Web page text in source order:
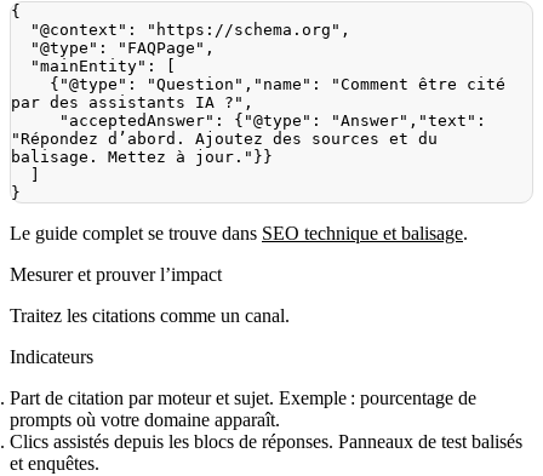
{
"@context" : "https://schema.org" ,
"@type" : "FAQPage" ,
"mainEntity" :
[
{ "@type" : "Question" , "name" :
"Comment être cité
par des assistants IA ?" ,
"acceptedAnswer" : { "@type" : "Answer" , "text" :
"Répondez d’abord. Ajoutez des sources et du
balisage. Mettez à jour." }}
]
}
Le guide complet se trouve dans SEO technique et balisage.
Mesurer et prouver l’impact
Traitez les citations comme un canal.
Indicateurs
Part de citation par moteur et sujet. Exemple : pourcentage de
prompts où votre domaine apparaît.
Clics assistés depuis les blocs de réponses. Panneaux de test balisés
et enquêtes.